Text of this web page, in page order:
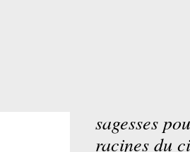
sagesses
racines du